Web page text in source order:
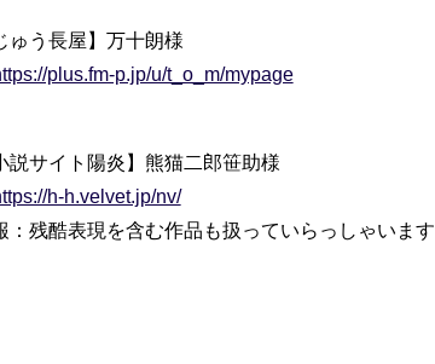
ゅう長屋】万十朗様
plus.fm-p.jp/u/t_o_m/mypage
説サイト陽炎】熊猫二郎笹助様
h-h.velvet.jp/nv/
：残酷表現を含む作品も扱っていらっしゃいます